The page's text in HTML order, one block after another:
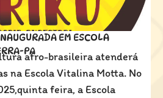
EM ESCOLA
PA
afro-brasileira atenderá
na Escola Vitalina Motta. No
feira, a Escola